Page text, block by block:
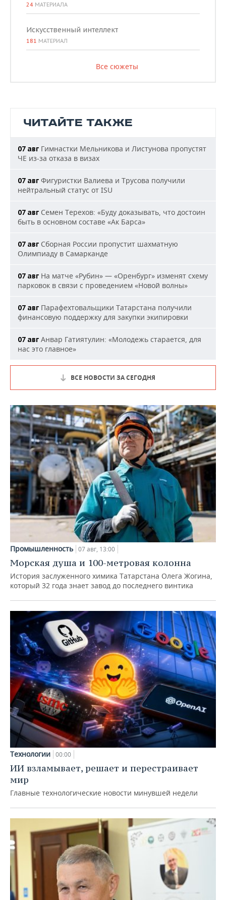
24 МАТЕРИАЛА
Искусственный интеллект
181 МАТЕРИАЛ
Все сюжеты
ЧИТАЙТЕ ТАКЖЕ
07 авг Гимнастки Мельникова и Листунова пропустят
ЧЕ из-за отказа в визах
07 авг Фигуристки Валиева и Трусова получили
нейтральный статус от ISU
07 авг Семен Терехов: «Буду доказывать, что достоин
быть в основном составе «Ак Барса»
07 авг Сборная России пропустит шахматную
Олимпиаду в Самарканде
07 авг На матче «Рубин» — «Оренбург» изменят схему
парковок в связи с проведением «Новой волны»
07 авг Парафехтовальщики Татарстана получили
финансовую поддержку для закупки экипировки
07 авг Анвар Гатиятулин: «Молодежь старается, для
нас это главное»
ВСЕ НОВОСТИ ЗА СЕГОДНЯ
Промышленность 07 авг, 13:00
Морская душа и 100-метровая колонна
История заслуженного химика Татарстана Олега Жогина,
который 32 года знает завод до последнего винтика
Технологии 00:00
ИИ взламывает, решает и перестраивает
мир
Главные технологические новости минувшей недели